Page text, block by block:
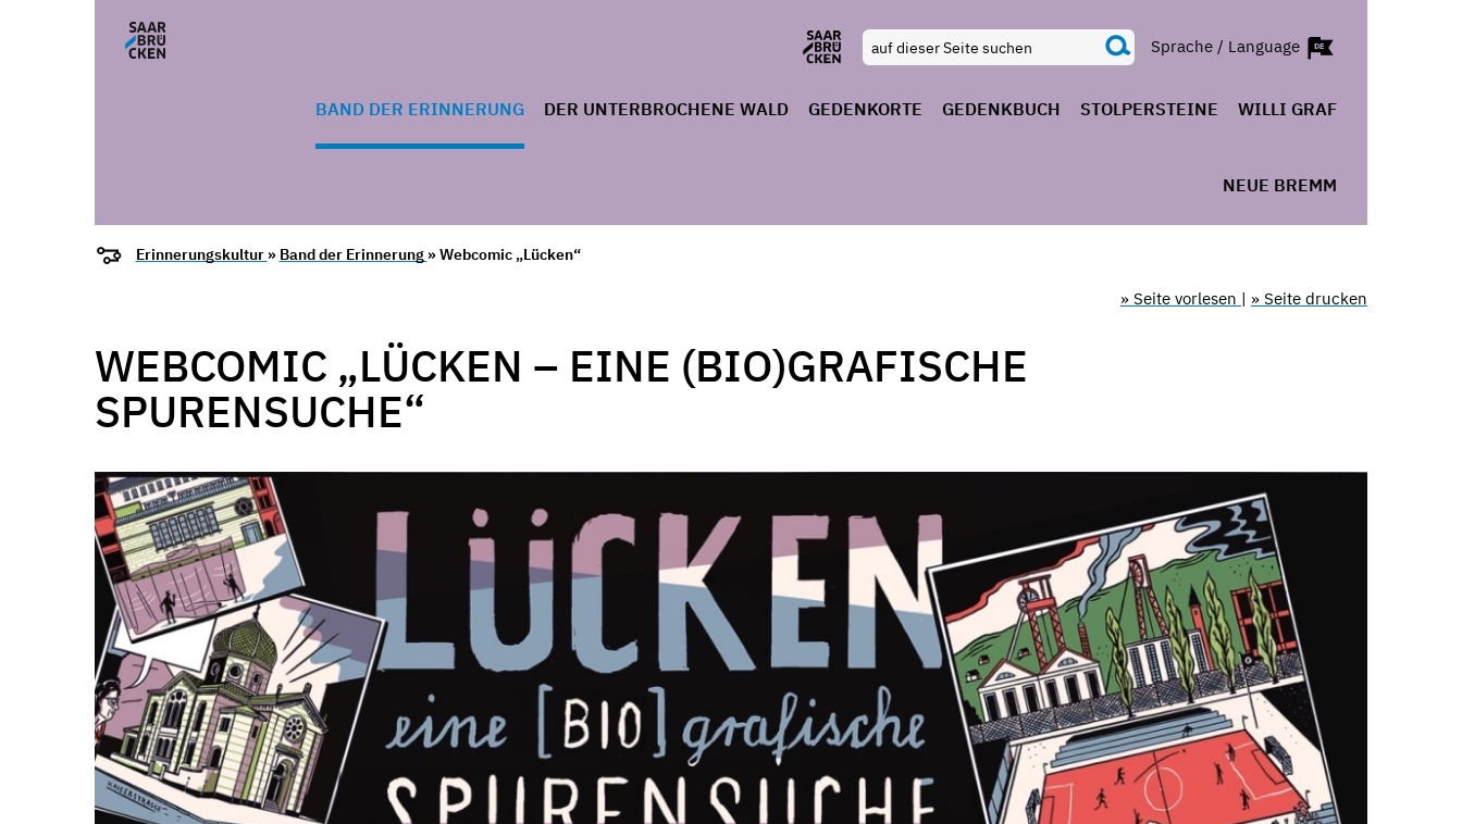
Sprache / Language
BAND DER ERINNERUNG DER UNTERBROCHENE WALD GEDENKORTE GEDENKBUCH STOLPERSTEINE WILLI GRAF
NEUE BREMM
Erinnerungskultur » Band der Erinnerung » Webcomic „Lücken“
» Seite vorlesen | » Seite drucken
WEBCOMIC „LÜCKEN – EINE (BIO)GRAFISCHE
SPURENSUCHE“